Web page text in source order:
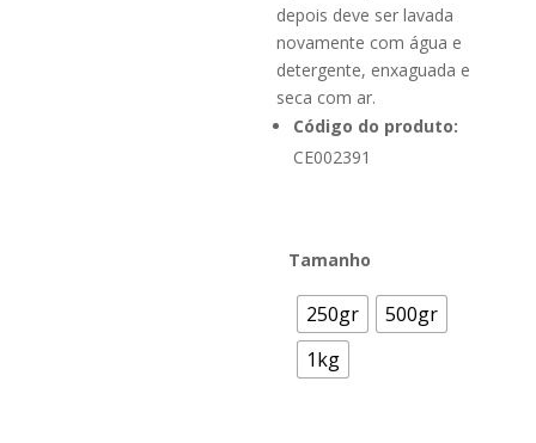
depois deve ser lavada
novamente com água e
detergente, enxaguada e
seca com ar.
Código do produto:
CE002391
Tamanho
250gr
500gr
1kg